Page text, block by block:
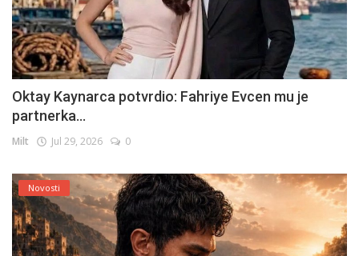
Oktay Kaynarca potvrdio: Fahriye Evcen mu je
partnerka...
Milt Jul 29, 2026 0
Novosti